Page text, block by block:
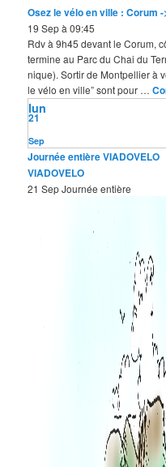
Osez le vélo en ville : Corum -
19 Sep à 09:45
Rdv à 9h45 devant le Corum,
termine au Parc du Chai du
nique). Sortir de Montpellier à
le vélo en ville” sont pour …
Sep
21
lun
Journée entièreVIADOVELO
VIADOVELO
21 SepJournée entière